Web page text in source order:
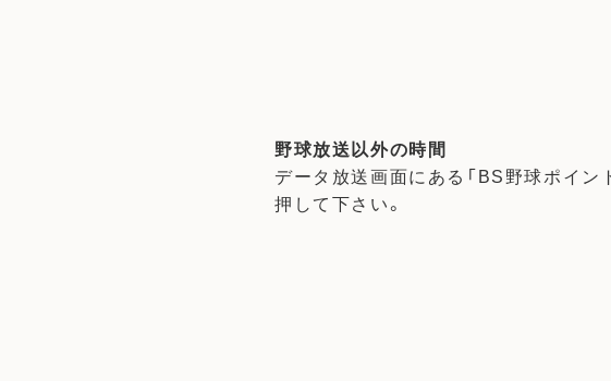
野球放送以外の時間
データ放送画面にある「BS野球ポイン
押して下さい。